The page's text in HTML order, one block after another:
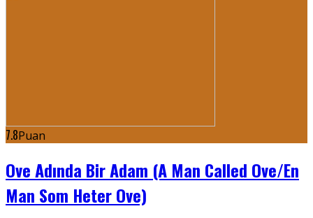
7.8Puan
Ove Adında Bir Adam (A Man Called Ove/En
Man Som Heter Ove)